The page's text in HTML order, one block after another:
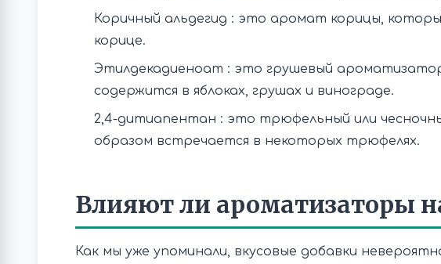
Коричный альдегид : это аромат корицы,
корице.
Этилдекадиеноат : это грушевый
содержится в яблоках, грушах и винограде.
2,4-дитиапентан : это трюфельный или
образом встречается в некоторых трюфелях.
Влияют ли ароматизаторы
Как мы уже упоминали, вкусовые добавки